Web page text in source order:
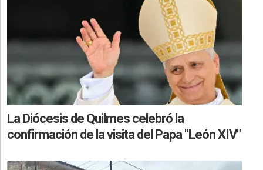
La Diócesis de Quilmes celebró la
confirmación de la visita del Papa "León XIV"